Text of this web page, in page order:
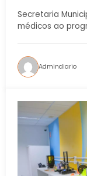
Secretaria
médicos ao
Admindiario